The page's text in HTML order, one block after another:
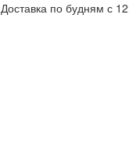
Доставка по будням с